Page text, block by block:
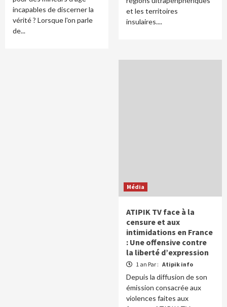
incapables de discerner la
vérité ? Lorsque l'on parle
de...
et les territoires
insulaires....
Média
ATIPIK TV face à la
censure et aux
intimidations en France
: Une offensive contre
la liberté d’expression
1 an Par : Atipik info
Depuis la diffusion de son
émission consacrée aux
violences faites aux